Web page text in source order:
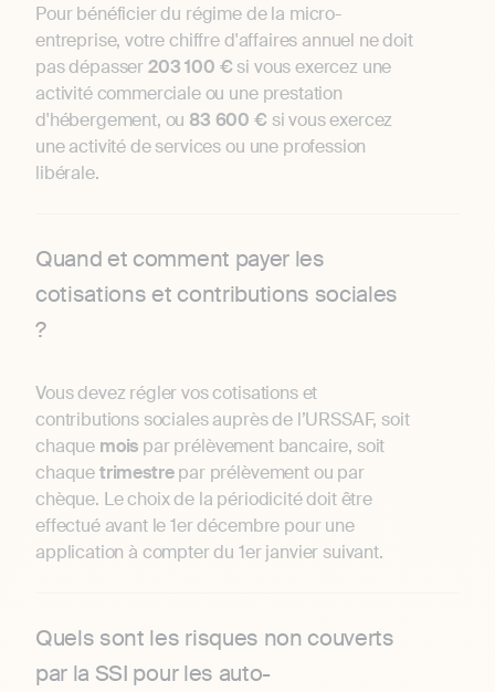
Pour bénéficier du régime de la micro-
entreprise, votre chiffre d'affaires annuel ne doit
pas dépasser203 100 €si vous exercez une
activité commerciale ou une prestation
d'hébergement, ou 83 600 € si vous exercez
une activité de services ou une profession
libérale.
Quand et comment payer les
cotisations et contributions sociales
?
Vous devez régler vos cotisations et
contributions sociales auprès de l’URSSAF, soit
chaque mois par prélèvement bancaire, soit
chaquetrimestrepar prélèvement ou par
chèque. Le choix de la périodicité doit être
effectué avant le 1er décembre pour une
application à compter du 1er janvier suivant.
Quels sont les risques non couverts
par la SSI pour les auto-